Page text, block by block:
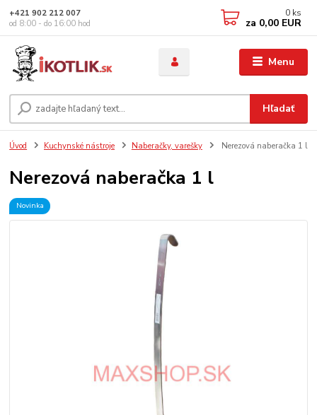
Menu
Hľadať
+421 902 212 007
od 8:00 - do 16:00 hod
0 ks
za 0,00 EUR
Úvod Kuchynské nástroje Naberačky, varešky Nerezová naberačka 1 l
Nerezová naberačka 1 l
Novinka